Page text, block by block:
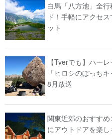
白馬「八方池」全
ド！手軽にアクセ
ット
【Tverでも】ハー
「ヒロシのぼっち
8月放送
関東近郊のおすす
にアウトドアを楽